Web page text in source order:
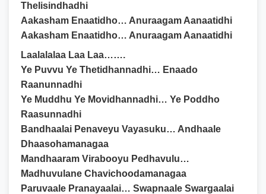
Thelisindhadhi
Aakasham Enaatidho… Anuraagam Aanaatidhi
Aakasham Enaatidho… Anuraagam Aanaatidhi
Laalalalaa Laa Laa…….
Ye Puvvu Ye Thetidhannadhi… Enaado
Raanunnadhi
Ye Muddhu Ye Movidhannadhi… Ye Poddho
Raasunnadhi
Bandhaalai Penaveyu Vayasuku… Andhaale
Dhaasohamanagaa
Mandhaaram Virabooyu Pedhavulu…
Madhuvulane Chavichoodamanagaa
Paruvaale Pranayaalai… Swapnaale Swargaalai